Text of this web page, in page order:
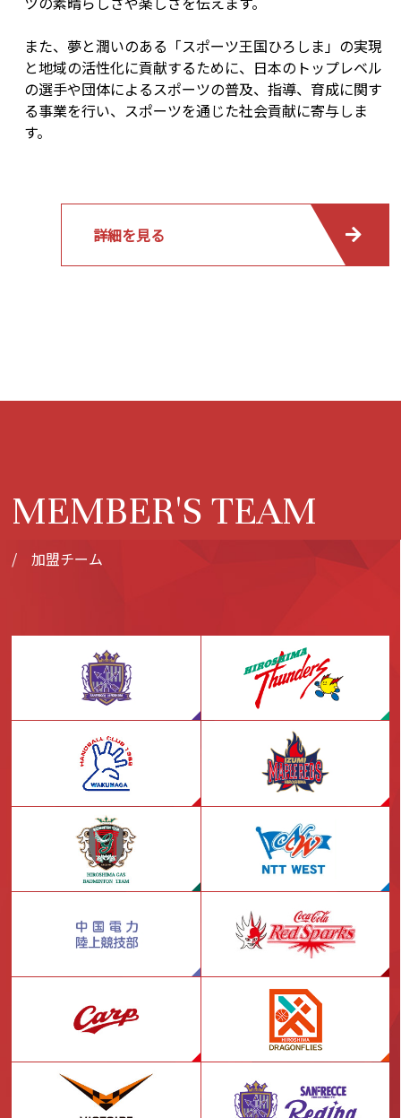
また、夢と潤いのある「スポーツ王国ひろしま」の実現
と地域の活性化に貢献するために、日本のトップレベル
の選手や団体によるスポーツの普及、指導、育成に関す
る事業を行い、スポーツを通じた社会貢献に寄与しま
す。
詳細を見る
MEMBER'S TEAM
/ 加盟チーム